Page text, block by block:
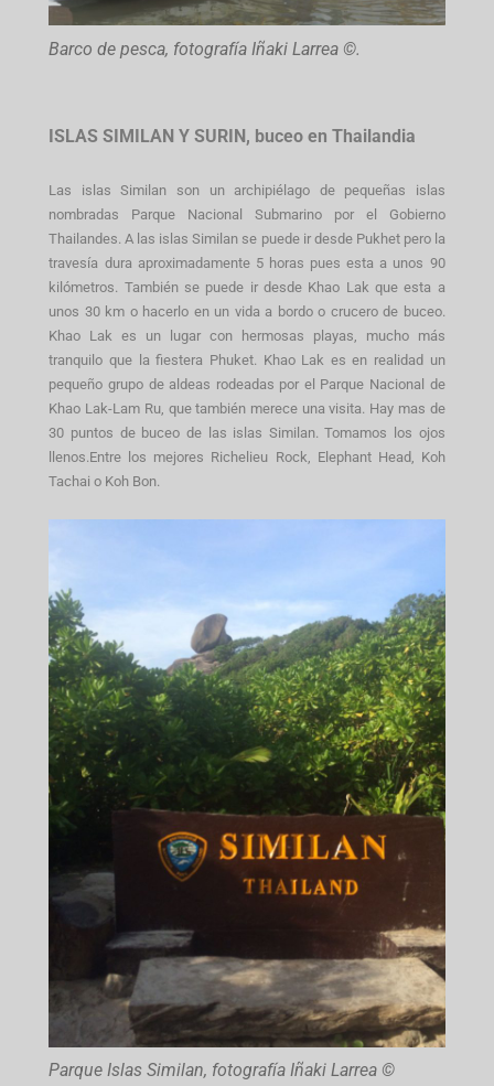
Barco de pesca, fotografía Iñaki Larrea ©.
ISLAS SIMILAN Y SURIN, buceo en Thailandia
Las islas Similan son un archipiélago de pequeñas islas
nombradas Parque Nacional Submarino por el Gobierno
Thailandes. A las islas Similan se puede ir desde Pukhet pero la
travesía dura aproximadamente 5 horas pues esta a unos 90
kilómetros. También se puede ir desde Khao Lak que esta a
unos 30 km o hacerlo en un vida a bordo o crucero de buceo.
Khao Lak es un lugar con hermosas playas, mucho más
tranquilo que la fiestera Phuket. Khao Lak es en realidad un
pequeño grupo de aldeas rodeadas por el Parque Nacional de
Khao Lak-Lam Ru, que también merece una visita. Hay mas de
30 puntos de buceo de las islas Similan. Tomamos los ojos
llenos.Entre los mejores Richelieu Rock, Elephant Head, Koh
Tachai o Koh Bon.
Parque Islas Similan, fotografía Iñaki Larrea ©